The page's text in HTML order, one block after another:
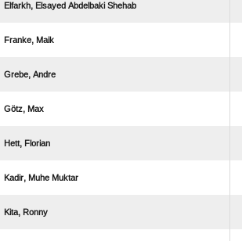
   
 
 
 
 
  
 